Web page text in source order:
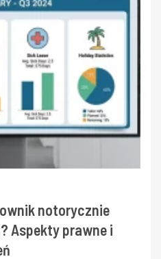
notorycznie
Aspekty prawne i